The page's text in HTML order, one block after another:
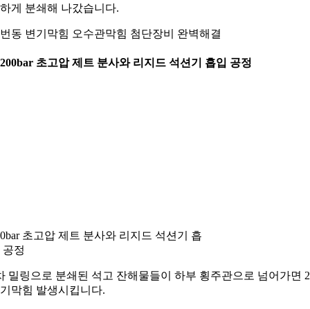
게 분쇄해 나갔습니다.
동 변기막힘 오수관막힘 첨단장비 완벽해결
초고압 제트 분사와 리지드 석션기 흡입 공정
초고압 제트 분사와 리지드 석션기 흡
공정
밀링으로 분쇄된 석고 잔해물들이 하부 횡주관으로 넘어가면
막힘 발생시킵니다.